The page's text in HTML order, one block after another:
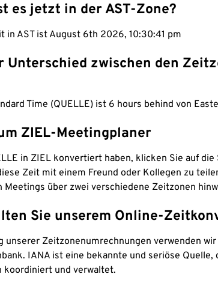
es jetzt in der AST-Zone?
in AST ist August 6th 2026, 10:30:42 pm
Unterschied zwischen den
Time (QUELLE) ist 6 hours behind von
ZIEL-Meetingplaner
in ZIEL konvertiert haben, klicken Sie auf die
Zeit mit einem Freund oder Kollegen zu
Meetings über zwei verschiedene Zeitzonen
Sie unserem Online-
unserer Zeitzonenumrechnungen verwenden wir
IANA ist eine bekannte und seriöse Quelle,
koordiniert und verwaltet.